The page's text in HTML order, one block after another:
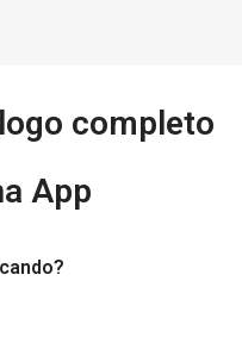
completo
App